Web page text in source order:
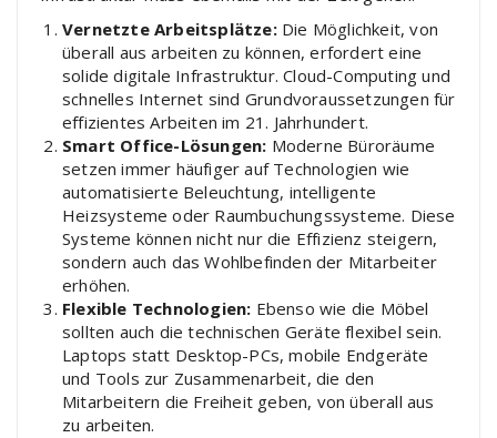
Vernetzte Arbeitsplätze:Die Möglichkeit, von
überall aus arbeiten zu können, erfordert eine
solide digitale Infrastruktur. Cloud-Computing und
schnelles Internet sind Grundvoraussetzungen für
effizientes Arbeiten im 21. Jahrhundert.
Smart Office-Lösungen: Moderne Büroräume
setzen immer häufiger auf Technologien wie
automatisierte Beleuchtung, intelligente
Heizsysteme oder Raumbuchungssysteme. Diese
Systeme können nicht nur die Effizienz steigern,
sondern auch das Wohlbefinden der Mitarbeiter
erhöhen.
Flexible Technologien: Ebenso wie die Möbel
sollten auch die technischen Geräte flexibel sein.
Laptops statt Desktop-PCs, mobile Endgeräte
und Tools zur Zusammenarbeit, die den
Mitarbeitern die Freiheit geben, von überall aus
zu arbeiten.